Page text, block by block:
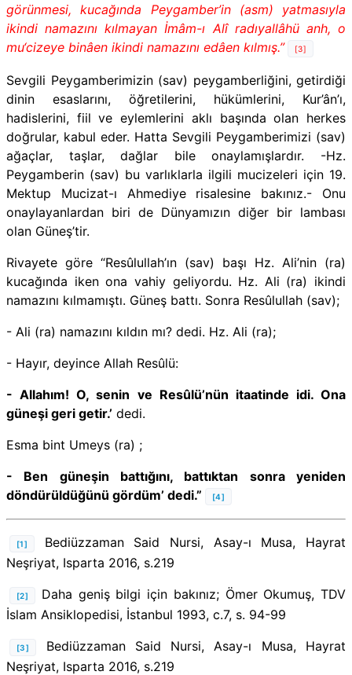
görünmesi, kucağında Peygamber’in (asm) yatmasıyla
ikindi namazını kılmayan İmâm-ı Alî radıyallâhü anh, o
mu‘cizeye binâen ikindi namazını edâen kılmış.”
[3]
Sevgili Peygamberimizin (sav) peygamberliğini, getirdiği
dinin esaslarını, öğretilerini, hükümlerini, Kur’ân’ı,
hadislerini, fiil ve eylemlerini aklı başında olan herkes
doğrular, kabul eder. Hatta Sevgili Peygamberimizi (sav)
ağaçlar, taşlar, dağlar bile onaylamışlardır. -Hz.
Peygamberin (sav) bu varlıklarla ilgili mucizeleri için 19.
Mektup Mucizat-ı Ahmediye risalesine bakınız.- Onu
onaylayanlardan biri de Dünyamızın diğer bir lambası
olan Güneş’tir.
Rivayete göre “Resûlullah’ın (sav) başı Hz. Ali’nin (ra)
kucağında iken ona vahiy geliyordu. Hz. Ali (ra) ikindi
namazını kılmamıştı. Güneş battı. Sonra Resûlullah (sav);
- Ali (ra) namazını kıldın mı? dedi. Hz. Ali (ra);
- Hayır, deyince Allah Resûlü:
- Allahım! O, senin ve Resûlü’nün itaatinde idi. Ona
güneşi geri getir.’ dedi.
Esma bint Umeys (ra) ;
- Ben güneşin battığını, battıktan sonra yeniden
döndürüldüğünü gördüm’ dedi.”
[4]
[1]
Bediüzzaman Said Nursi, Asay-ı Musa, Hayrat
Neşriyat, Isparta 2016, s.219
[2]
Daha geniş bilgi için bakınız; Ömer Okumuş, TDV
İslam Ansiklopedisi, İstanbul 1993, c.7, s. 94-99
[3]
Bediüzzaman Said Nursi, Asay-ı Musa, Hayrat
Neşriyat, Isparta 2016, s.219